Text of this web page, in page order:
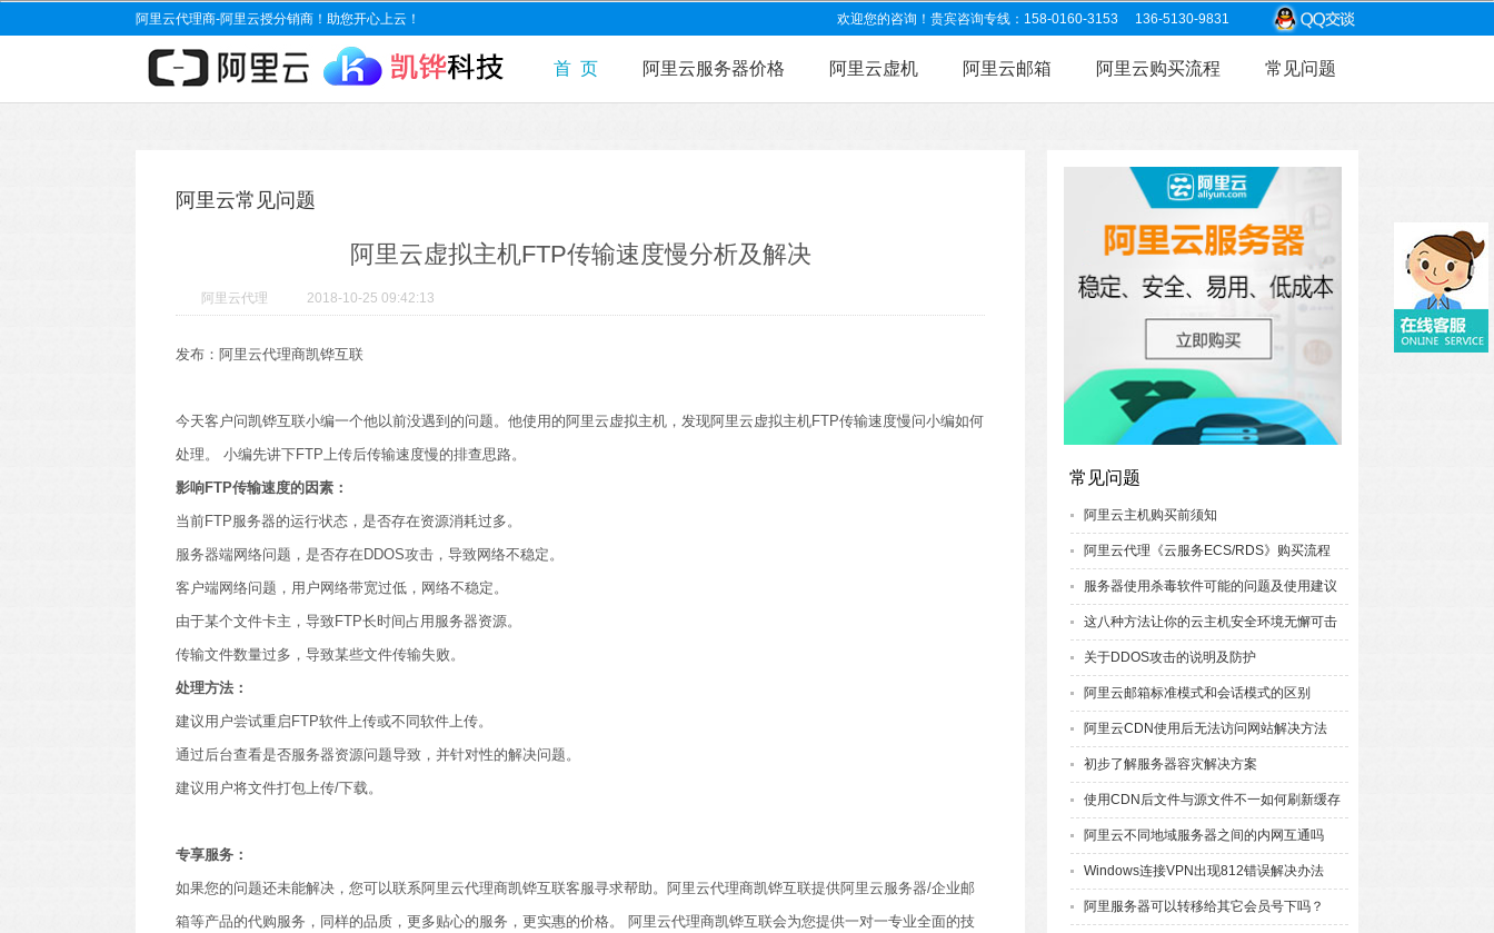
阿里云代理商-阿里云授分销商！助您开心上云！ 欢迎您的咨询！贵宾咨询专线：158-0160-3153 136-5130-9831
常见问题
阿里云购买流程
阿里云邮箱
阿里云虚机
阿里云服务器价格
首 页
阿里云常见问题
阿里云虚拟主机FTP传输速度慢分析及解决
阿里云代理 2018-10-25 09:42:13
发布：阿里云代理商凯铧互联
今天客户问凯铧互联小编一个他以前没遇到的问题。他使用的阿里云虚拟主机，发现阿里云虚拟主机FTP传输速度慢问小编如何
处理。 小编先讲下FTP上传后传输速度慢的排查思路。
影响FTP传输速度的因素：
当前FTP服务器的运行状态，是否存在资源消耗过多。
服务器端网络问题，是否存在DDOS攻击，导致网络不稳定。
客户端网络问题，用户网络带宽过低，网络不稳定。
由于某个文件卡主，导致FTP长时间占用服务器资源。
传输文件数量过多，导致某些文件传输失败。
处理方法：
建议用户尝试重启FTP软件上传或不同软件上传。
通过后台查看是否服务器资源问题导致，并针对性的解决问题。
建议用户将文件打包上传/下载。
专享服务：
如果您的问题还未能解决，您可以联系阿里云代理商凯铧互联客服寻求帮助。阿里云代理商凯铧互联提供阿里云服务器/企业邮
箱等产品的代购服务，同样的品质，更多贴心的服务，更实惠的价格。 阿里云代理商凯铧互联会为您提供一对一专业全面的技
常见问题
阿里云主机购买前须知
阿里云代理《云服务ECS/RDS》购买流程
服务器使用杀毒软件可能的问题及使用建议
这八种方法让你的云主机安全环境无懈可击
关于DDOS攻击的说明及防护
阿里云邮箱标准模式和会话模式的区别
阿里云CDN使用后无法访问网站解决方法
初步了解服务器容灾解决方案
使用CDN后文件与源文件不一如何刷新缓存
阿里云不同地域服务器之间的内网互通吗
Windows连接VPN出现812错误解决办法
阿里服务器可以转移给其它会员号下吗？